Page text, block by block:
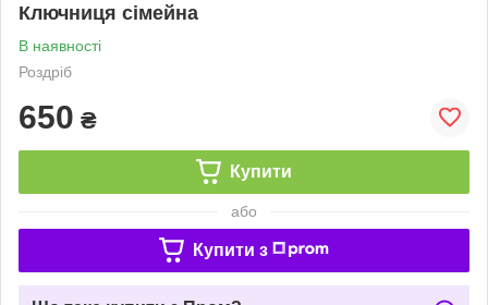
Ключниця сімейна
В наявності
Роздріб
650 ₴
Купити
або
Купити з